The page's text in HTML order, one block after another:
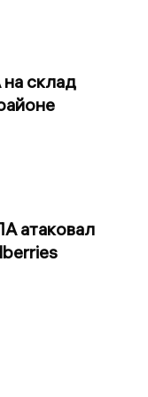
склад
атаковал